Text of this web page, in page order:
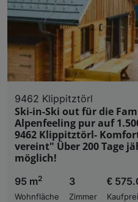
9462 Klippitztörl
Ski-in-Ski out für die
Alpenfeeling pur auf
9462 Klippitztörl-
vereint" Über 200 Tage
möglich!
95 m2
Wohnfläche
3
Zimmer
€